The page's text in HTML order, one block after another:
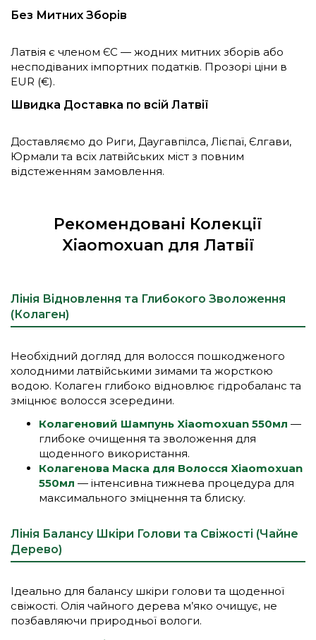
Без Митних Зборів
Латвія є членом ЄС — жодних митних зборів або
несподіваних імпортних податків. Прозорі ціни в
EUR (€).
Швидка Доставка по всій Латвії
Доставляємо до Риги, Даугавпілса, Лієпаї, Єлгави,
Юрмали та всіх латвійських міст з повним
відстеженням замовлення.
Рекомендовані Колекції
Xiaomoxuan для Латвії
Лінія Відновлення та Глибокого Зволоження
(Колаген)
Необхідний догляд для волосся пошкодженого
холодними латвійськими зимами та жорсткою
водою. Колаген глибоко відновлює гідробаланс та
зміцнює волосся зсередини.
Колагеновий Шампунь Xiaomoxuan 550мл —
глибоке очищення та зволоження для
щоденного використання.
Колагенова Маска для Волосся Xiaomoxuan
550мл — інтенсивна тижнева процедура для
максимального зміцнення та блиску.
Лінія Балансу Шкіри Голови та Свіжості (Чайне
Дерево)
Ідеально для балансу шкіри голови та щоденної
свіжості. Олія чайного дерева м’яко очищує, не
позбавляючи природньої вологи.